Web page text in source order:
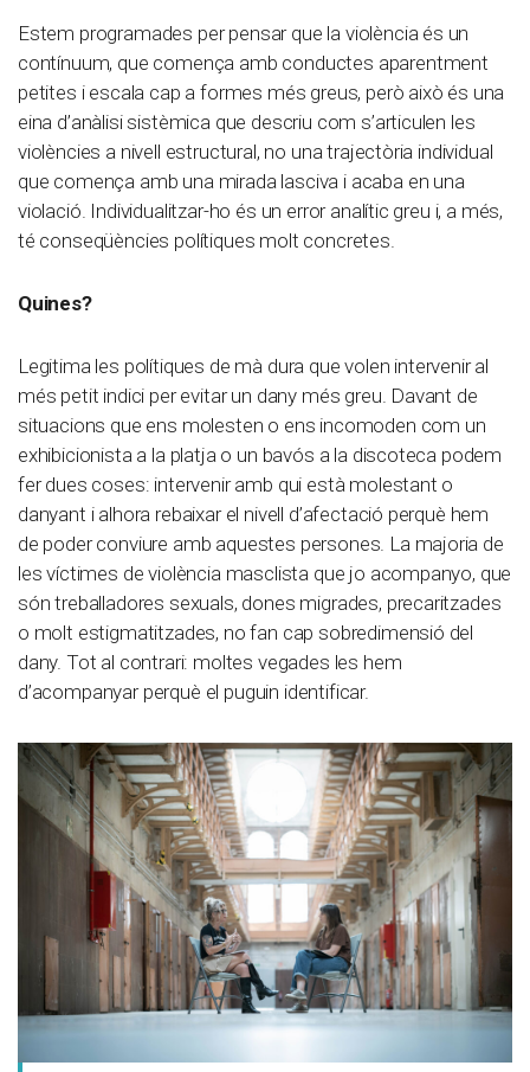
Estem programades per pensar que la violència és un
contínuum, que comença amb conductes aparentment
petites i escala cap a formes més greus, però això és una
eina d’anàlisi sistèmica que descriu com s’articulen les
violències a nivell estructural, no una trajectòria individual
que comença amb una mirada lasciva i acaba en una
violació. Individualitzar-ho és un error analític greu i, a més,
té conseqüències polítiques molt concretes.
Quines?
Legitima les polítiques de mà dura que volen intervenir al
més petit indici per evitar un dany més greu. Davant de
situacions que ens molesten o ens incomoden com un
exhibicionista a la platja o un bavós a la discoteca podem
fer dues coses: intervenir amb qui està molestant o
danyant i alhora rebaixar el nivell d’afectació perquè hem
de poder conviure amb aquestes persones. La majoria de
les víctimes de violència masclista que jo acompanyo, que
són treballadores sexuals, dones migrades, precaritzades
o molt estigmatitzades, no fan cap sobredimensió del
dany. Tot al contrari: moltes vegades les hem
d’acompanyar perquè el puguin identificar.